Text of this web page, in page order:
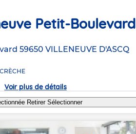
Petit-Boulevard
59650 VILLENEUVE D'ASCQ
Voir plus de détails
RetirerSélectionner